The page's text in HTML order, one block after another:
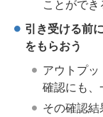
ことができ
引き受ける前
をもらおう
アウトプ
確認にも、
その確認